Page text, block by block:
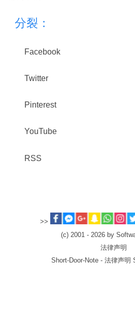
分裂：
Facebook
Twitter
Pinterest
YouTube
RSS
>>
(c) 2001 - 2026 by
法律声明
Short-Door-Note - 法律声明